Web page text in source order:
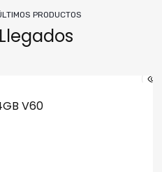
PRODUCTOS
V60